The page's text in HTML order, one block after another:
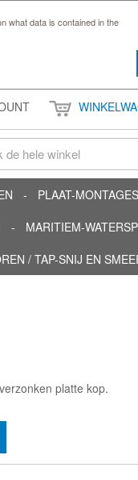
what data is contained in the
PLAAT-
MARITIEM-
/ TAP-SNIJ EN
platte kop.